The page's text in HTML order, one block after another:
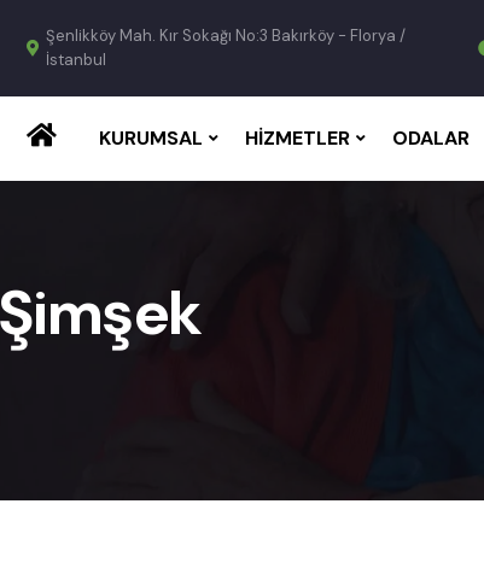
Şenlikköy Mah. Kır Sokağı No:3 Bakırköy - Florya /
İstanbul
KURUMSAL HIZMETLER ODALAR